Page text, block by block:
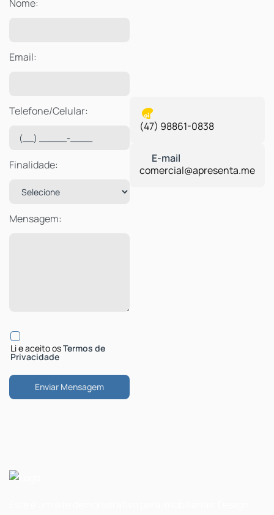
Nome:
Email:
Telefone/Celular:
Finalidade:
Mensagem:
Li e aceito osTermos de
Privacidade
(47) 98861-0838
comercial@apresenta.me